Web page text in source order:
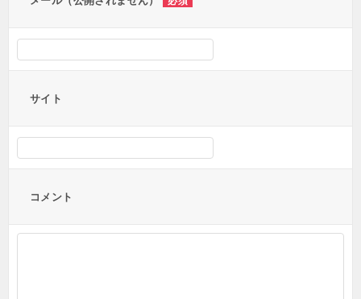
サイト
コメント